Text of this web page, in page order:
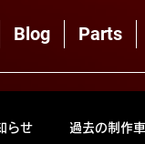
Blog Parts
らせ 過去の制作